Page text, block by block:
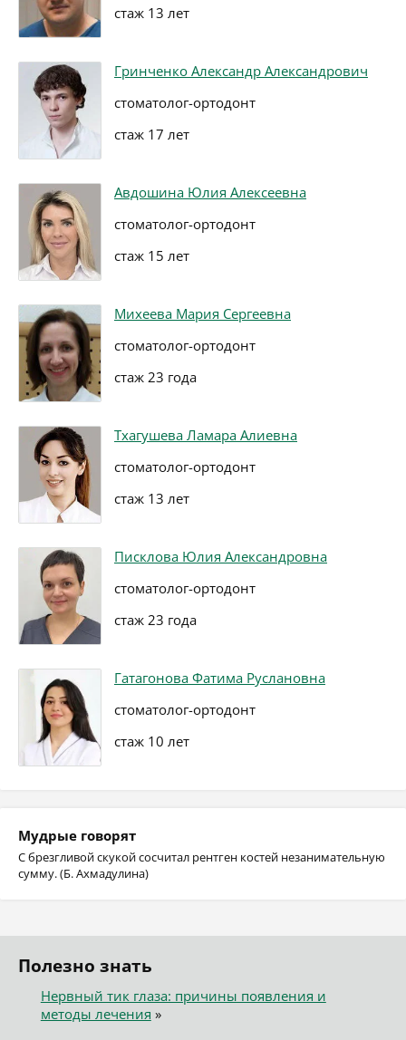
стаж 13 лет
Гринченко Александр Александрович
стоматолог-ортодонт
стаж 17 лет
Авдошина Юлия Алексеевна
стоматолог-ортодонт
стаж 15 лет
Михеева Мария Сергеевна
стоматолог-ортодонт
стаж 23 года
Тхагушева Ламара Алиевна
стоматолог-ортодонт
стаж 13 лет
Писклова Юлия Александровна
стоматолог-ортодонт
стаж 23 года
Гатагонова Фатима Руслановна
стоматолог-ортодонт
стаж 10 лет
Мудрые говорят
С брезгливой скукой сосчитал рентген костей незанимательную
сумму. (Б. Ахмадулина)
Полезно знать
Нервный тик глаза: причины появления и
методы лечения »